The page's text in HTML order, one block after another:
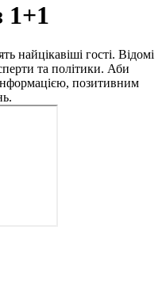
1+1
найцікавіші гості. Відомі
та політики. Аби
позитивним